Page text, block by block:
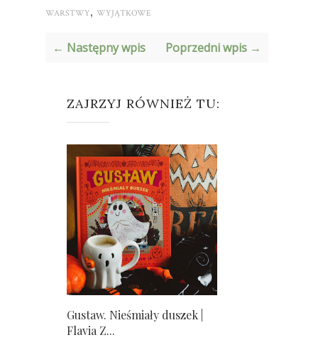
WARSTWY, WYJĄTKOWE
← Następny wpis Poprzedni wpis →
ZAJRZYJ RÓWNIEŻ TU:
Gustaw. Nieśmiały duszek |
Flavia Z...